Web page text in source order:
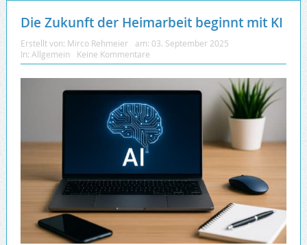
Die Zukunft der Heimarbeit beginnt mit KI
Erstellt von: Mirco Rehmeier am: 03. September 2025
In: Allgemein Keine Kommentare